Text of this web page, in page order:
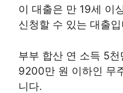
이 대출은 만 19세 이
신청할 수 있는 대출
부부 합산 연 소득 5
9200만 원 이하인 무
니다.